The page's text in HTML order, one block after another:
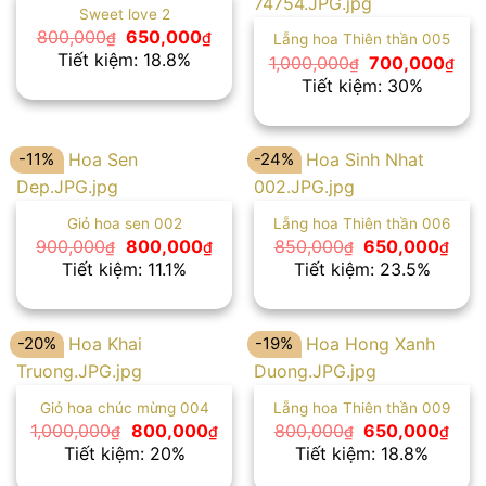
Sweet love 2
800,000₫ Giá
gốc
là:
650,000₫Giá
650,000₫.
Tiết kiệm: 18.8%
Lẵng hoa Thiên thần 005
1,000,000₫ Giá
gốc
là:
700,000₫Giá
là:
Tiết kiệm: 30%
-11%
Giỏ hoa sen 002
900,000₫ Giá
gốc
là:
800,000₫Giá
hiện
là:
800,000₫.
Tiết kiệm: 11.1%
-24%
Lẵng hoa Thiên thần 006
850,000₫ Giá
gốc
là:
650,000₫Giá
là:
Tiết kiệm: 23.5%
-20%
Giỏ hoa chúc mừng 004
1,000,000₫ Giá
gốc
là:
800,000₫Giá
hiện
là:
Tiết kiệm: 20%
-19%
Lẵng hoa Thiên thần 009
800,000₫ Giá
gốc
là:
650,000₫Giá
Tiết kiệm: 18.8%